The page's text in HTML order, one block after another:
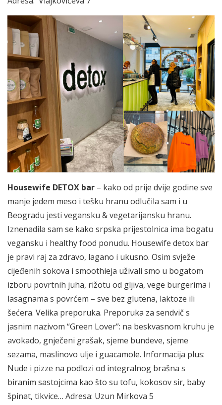
Housewife DETOX bar – kako od prije dvije godine sve
manje jedem meso i tešku hranu odlučila sam i u
Beogradu jesti vegansku & vegetarijansku hranu.
Iznenadila sam se kako srpska prijestolnica ima bogatu
vegansku i healthy food ponudu. Housewife detox bar
je pravi raj za zdravo, lagano i ukusno. Osim svježe
cijeđenih sokova i smoothieja uživali smo u bogatom
izboru povrtnih juha, rižotu od gljiva, vege burgerima i
lasagnama s povrćem – sve bez glutena, laktoze ili
šećera. Velika preporuka. Preporuka za sendvič s
jasnim nazivom “Green Lover”: na beskvasnom kruhu je
avokado, gnječeni grašak, sjeme bundeve, sjeme
sezama, maslinovo ulje i guacamole. Informacija plus:
Nude i pizze na podlozi od integralnog brašna s
biranim sastojcima kao što su tofu, kokosov sir, baby
špinat, tikvice… Adresa: Uzun Mirkova 5